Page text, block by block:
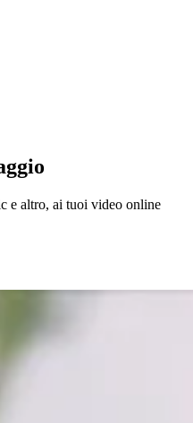
e altro, ai tuoi video online